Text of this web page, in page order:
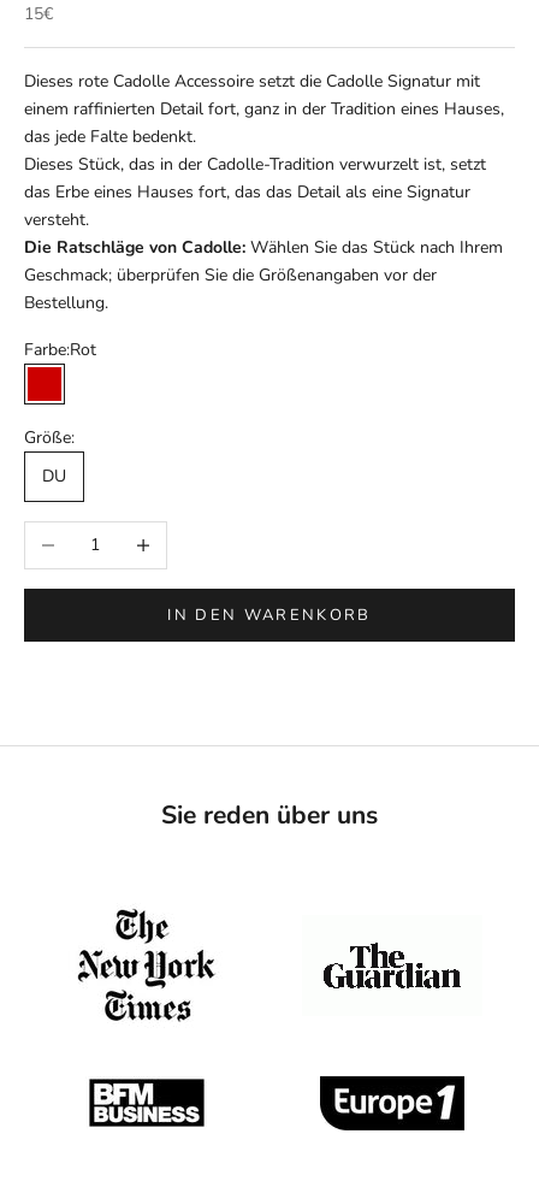
Angebot
15€
Dieses rote Cadolle Accessoire setzt die Cadolle Signatur mit
einem raffinierten Detail fort, ganz in der Tradition eines Hauses,
das jede Falte bedenkt.
Dieses Stück, das in der Cadolle-Tradition verwurzelt ist, setzt
das Erbe eines Hauses fort, das das Detail als eine Signatur
versteht.
Die Ratschläge von Cadolle: Wählen Sie das Stück nach Ihrem
Geschmack; überprüfen Sie die Größenangaben vor der
Bestellung.
Farbe:Rot
Rot
Größe:
DU
Anzahl verringernAnzahl erhöhen
IN DEN WARENKORB
Sie reden über uns